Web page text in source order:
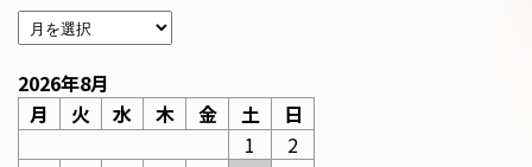
2026年8月
月
火 水 木 金 土
日
1
2